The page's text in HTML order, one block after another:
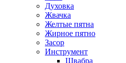
Духовка
Жвачка
Желтые пятна
Жирное пятно
Засор
Инструмент
Швабра